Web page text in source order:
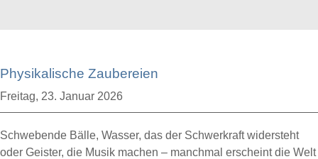
Physikalische Zaubereien
Freitag, 23. Januar 2026
Schwebende Bälle, Wasser, das der Schwerkraft widersteht
oder Geister, die Musik machen – manchmal erscheint die Welt